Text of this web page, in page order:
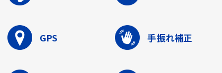
GPS 手振れ補正